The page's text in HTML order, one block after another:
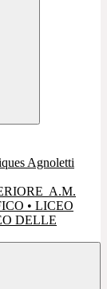
A.M.
• LICEO
DELLE